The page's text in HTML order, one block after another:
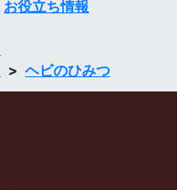
お役立ち情報
ヘビのひみつ